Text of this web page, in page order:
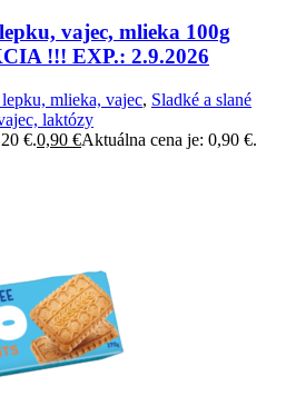
vajec, mlieka 100g
!!! EXP.: 2.9.2026
mlieka, vajec, Sladké a slané
laktózy
€.0,90 €Aktuálna cena je: 0,90 €.